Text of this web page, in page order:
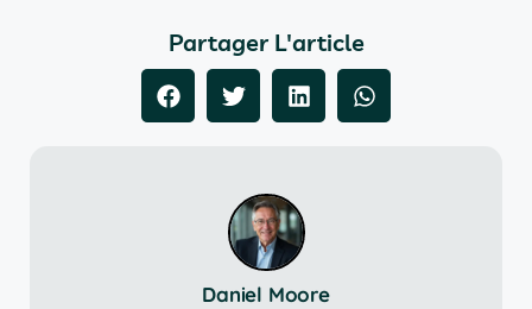
Partager L'article
Daniel Moore